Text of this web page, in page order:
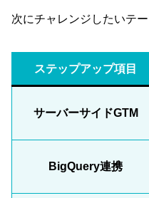
次にチャレンジしたいテ
ステップアップ項目
サーバーサイドGTM
BigQuery連携